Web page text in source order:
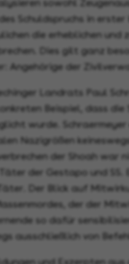
sowohl
Schuldspruchs in
die erheblichen
Dies gilt ganz
Angehörige der
Landrats Paul
Beispiel, dass
wurde.
Nazigrößen
der Shoah war
der Gestapo und SS.
Der Blick auf
der der
so dafür
ausschließlich von